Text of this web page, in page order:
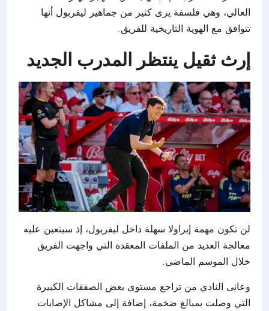
العالي، وهي فلسفة يرى كثير من جماهير ليفربول أنها
تتوافق مع الهوية التاريخية للفريق.
إرث ثقيل ينتظر المدرب الجديد
لن تكون مهمة إيراولا سهلة داخل ليفربول، إذ سيتعين عليه
معالجة العديد من الملفات المعقدة التي واجهت الفريق
خلال الموسم الماضي.
وعانى النادي من تراجع مستوى بعض الصفقات الكبيرة
التي وصلت بمبالغ ضخمة، إضافة إلى مشاكل الإصابات